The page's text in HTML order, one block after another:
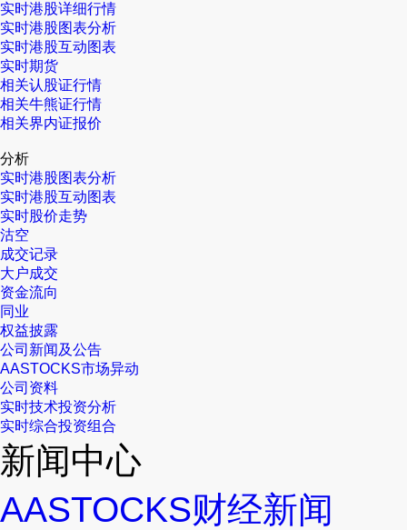
实时港股详细行情
实时港股图表分析
实时港股互动图表
实时期货
相关认股证行情
相关牛熊证行情
相关界内证报价
分析
实时港股图表分析
实时港股互动图表
实时股价走势
沽空
成交记录
大户成交
资金流向
同业
权益披露
公司新闻及公告
AASTOCKS市场异动
公司资料
实时技术投资分析
实时综合投资组合
新闻中心
AASTOCKS财经新闻